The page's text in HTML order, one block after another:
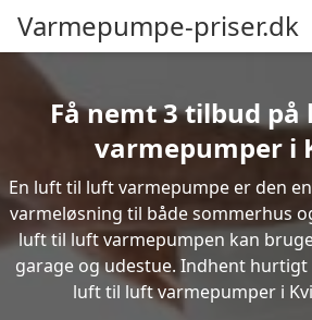
Varmepumpe-priser.dk
Få nemt 3 tilbud
varmepumper i
En luft til luft varmepumpe er den
varmeløsning til både sommerhus
luft til luft varmepumpen kan
garage og udestue. Indhent
luft til luft varmepumper i